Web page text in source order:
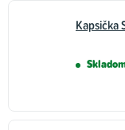
Kapsička